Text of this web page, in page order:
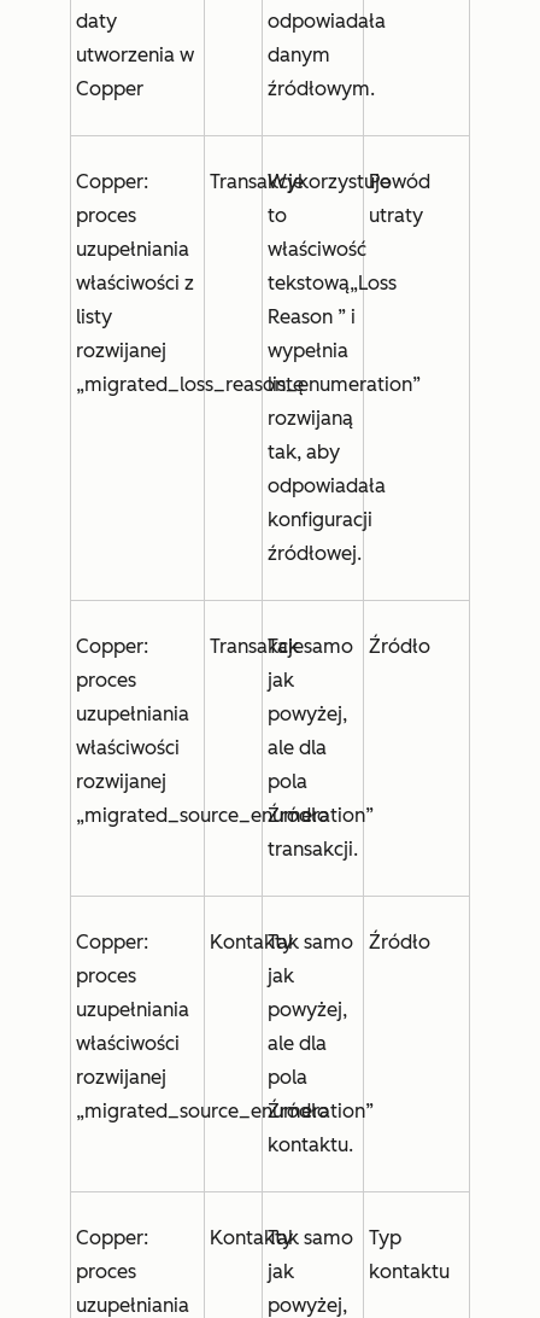
daty
utworzenia w
Copper
odpowiadała
danym
źródłowym.
Copper:
proces
uzupełniania
właściwości z
listy
rozwijanej
„migrated_loss_reason_enumeration”
TransakcjeWykorzystuje
to
właściwość
tekstową„Loss
Reason ” i
wypełnia
listę
rozwijaną
tak, aby
odpowiadała
konfiguracji
źródłowej.
Powód
utraty
Copper:
proces
uzupełniania
właściwości
rozwijanej
„migrated_source_enumeration”
TransakcjeTak samo
jak
powyżej,
ale dla
pola
Źródło
transakcji.
Źródło
Copper:
proces
uzupełniania
właściwości
rozwijanej
„migrated_source_enumeration”
KontaktyTak samo
jak
powyżej,
ale dla
pola
Źródło
kontaktu.
Źródło
Copper:
proces
uzupełniania
KontaktyTak samo
jak
powyżej,
Typ
kontaktu